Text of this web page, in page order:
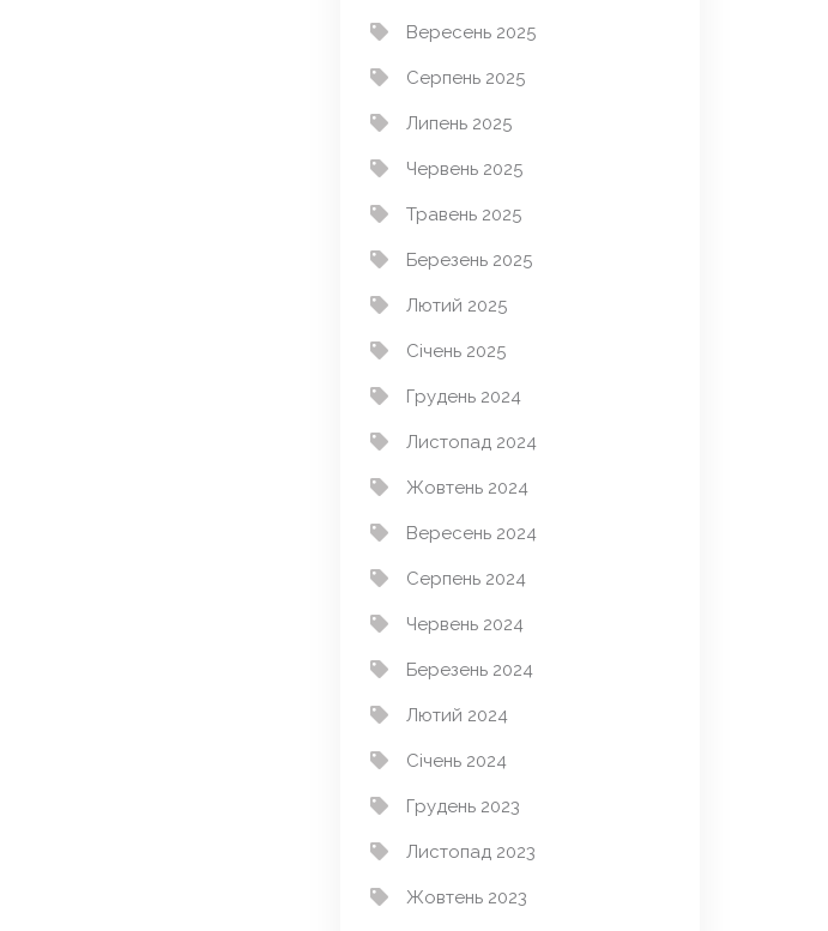
Вересень 2025
Серпень 2025
Липень 2025
Червень 2025
Травень 2025
Березень 2025
Лютий 2025
Січень 2025
Грудень 2024
Листопад 2024
Жовтень 2024
Вересень 2024
Серпень 2024
Червень 2024
Березень 2024
Лютий 2024
Січень 2024
Грудень 2023
Листопад 2023
Жовтень 2023